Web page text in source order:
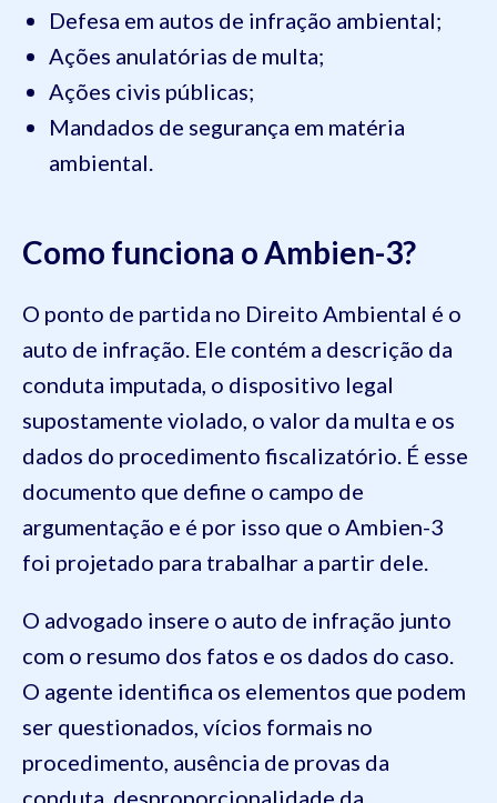
Defesa em autos de infração ambiental;
Ações anulatórias de multa;
Ações civis públicas;
Mandados de segurança em matéria
ambiental.
Como funciona o Ambien-3?
O ponto de partida no Direito Ambiental é o
auto de infração. Ele contém a descrição da
conduta imputada, o dispositivo legal
supostamente violado, o valor da multa e os
dados do procedimento fiscalizatório. É esse
documento que define o campo de
argumentação e é por isso que o Ambien-3
foi projetado para trabalhar a partir dele.
O advogado insere o auto de infração junto
com o resumo dos fatos e os dados do caso.
O agente identifica os elementos que podem
ser questionados, vícios formais no
procedimento, ausência de provas da